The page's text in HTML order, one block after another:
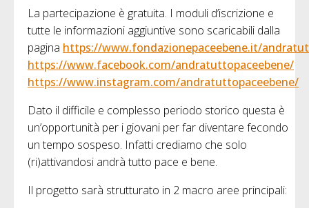
La partecipazione è gratuita. I moduli d’iscrizione e
tutte le informazioni aggiuntive sono scaricabili dalla
pagina https://www.fondazionepaceebene.it/
https://www.facebook.com/andratuttopaceebene/
https://www.instagram.com/andratuttopaceebene/
Dato il difficile e complesso periodo storico questa è
un’opportunità per i giovani per far diventare fecondo
un tempo sospeso. Infatti crediamo che solo
(ri)attivandosi andrà tutto pace e bene.
Il progetto sarà strutturato in 2 macro aree principali: